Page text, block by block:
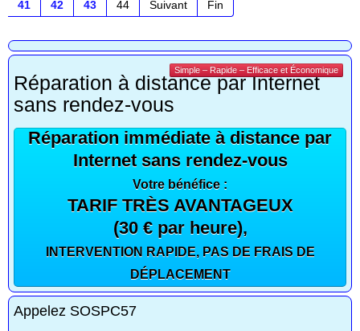
41
42 43 44 Suivant Fin
Simple – Rapide – Efficace et Économique
Réparation à distance par Internet
sans rendez-vous
Réparation immédiate à distance par
Internet sans rendez-vous
Votre bénéfice :
TARIF TRÈS AVANTAGEUX
(30 € par heure),
INTERVENTION RAPIDE, PAS DE FRAIS DE
DÉPLACEMENT
Appelez SOSPC57